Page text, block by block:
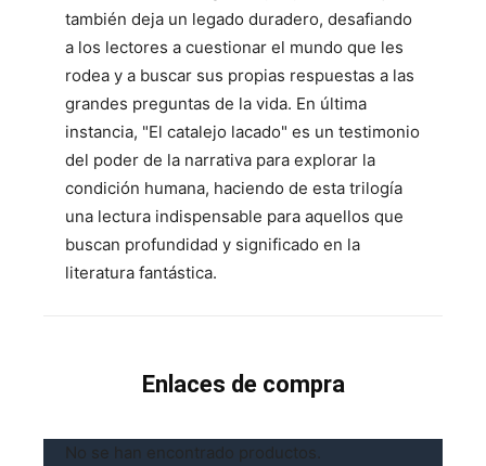
también deja un legado duradero, desafiando
a los lectores a cuestionar el mundo que les
rodea y a buscar sus propias respuestas a las
grandes preguntas de la vida. En última
instancia, "El catalejo lacado" es un testimonio
del poder de la narrativa para explorar la
condición humana, haciendo de esta trilogía
una lectura indispensable para aquellos que
buscan profundidad y significado en la
literatura fantástica.
Enlaces de compra
No se han encontrado productos.